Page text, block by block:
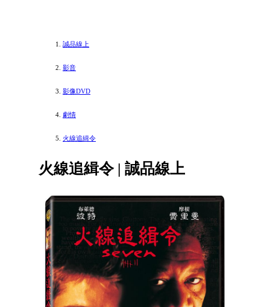
誠品線上
影音
影像DVD
劇情
火線追緝令
火線追緝令 | 誠品線上